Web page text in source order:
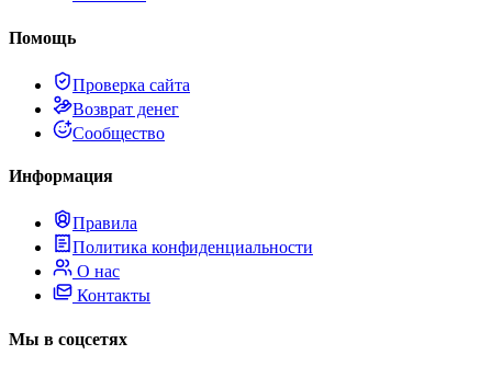
Помощь
Проверка сайта
Возврат денег
Сообщество
Информация
Правила
Политика конфиденциальности
О нас
Контакты
Мы в соцсетях